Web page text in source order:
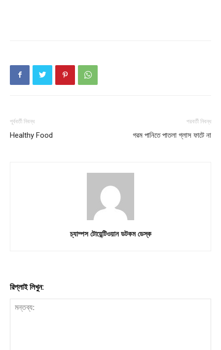
Company
Contact us
Subscription Plans
Download PhotoCard
পূর্ববর্তী নিবন্ধ
Healthy Food
পরবর্তী নিবন্ধ
গরম পানিতে পাতলা গ্লাস ফাটে না
চ্যাম্পস টোয়েন্টিওয়ান ডটকম ডেস্ক
রিপ্লাই লিখুন: